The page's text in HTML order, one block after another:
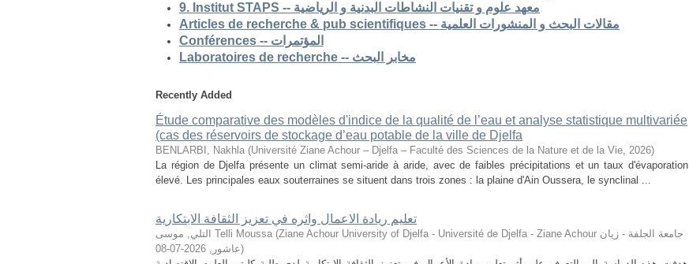
9. Institut STAPS -- معهد علوم و تقنيات النشاطات البدنية و الرياضية
Articles de recherche & pub scientifiques -- مقالات البحث و المنشورات العلمية
Conférences -- المؤتمرات
Laboratoires de recherche -- مخابر البحث
Recently Added
Étude comparative des modèles d'indice de la qualité de l’eau et analyse statistique multivariée
(cas des réservoirs de stockage d’eau potable de la ville de Djelfa
BENLARBI, Nakhla (Université Ziane Achour – Djelfa – Faculté des Sciences de la Nature et de la Vie, 2026)
La région de Djelfa présente un climat semi-aride à aride, avec de faibles précipitations et un taux d'évaporation
élevé. Les principales eaux souterraines se situent dans trois zones : la plaine d'Ain Oussera, le synclinal ...
تعليم ريادة الاعمال واثره في تعزيز الثقافة الابتكارية
التلي, موسى Telli Moussa (Ziane Achour University of Djelfa - Université de Djelfa - Ziane Achour جامعة الجلفة - زيان
عاشور ,
2026-07-08
)